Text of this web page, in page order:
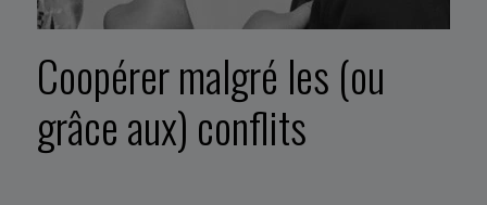
Coopérer malgré les (ou
grâce aux) conflits